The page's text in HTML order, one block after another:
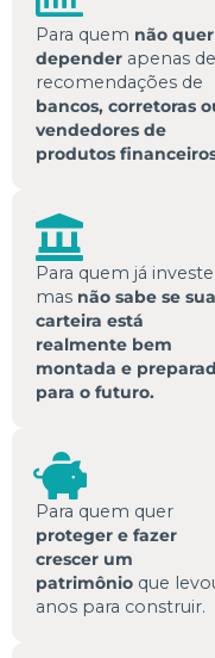
Para quem não quer
depender apenas de
recomendações de
bancos, corretoras
vendedores de
produtos
Para quem já
mas não sabe se sua
carteira está
realmente bem
montada e
para o futuro.
Para quem quer
proteger e fazer
crescer um
patrimônio que
anos para construir.